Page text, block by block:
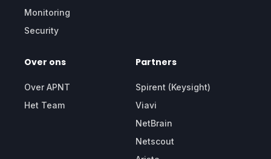
Monitoring
Security
Over ons
Over APNT
Het Team
Partners
Spirent (Keysight)
Viavi
NetBrain
Netscout